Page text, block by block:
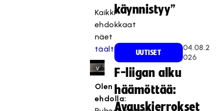
Kaikki
ehdokkaat
näet
täältä.
s
k
a
s
v
a
t
Olen
ehdolla:
käynnistyy”
UUTISET
04.08.2
026
F-liigan alku
häämöttää:
Avauskierrokset